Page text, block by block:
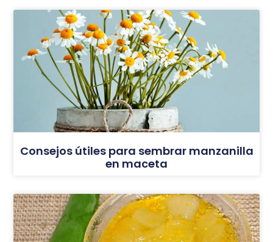
Consejos útiles para sembrar manzanilla
en maceta